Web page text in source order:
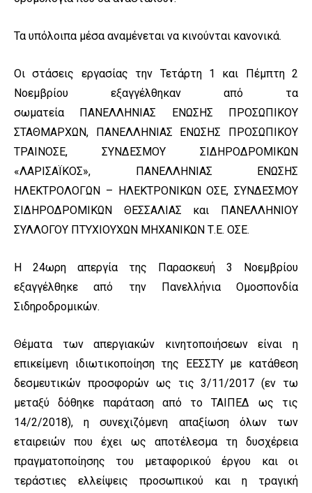
Τα υπόλοιπα μέσα αναμένεται να κινούνται κανονικά.
Οι στάσεις εργασίας την Τετάρτη 1 και Πέμπτη 2
Νοεμβρίου εξαγγέλθηκαν από τα
σωματεία ΠΑΝΕΛΛΗΝΙΑΣ ΕΝΩΣΗΣ ΠΡΟΣΩΠΙΚΟΥ
ΣΤΑΘΜΑΡΧΩΝ, ΠΑΝΕΛΛΗΝΙΑΣ ΕΝΩΣΗΣ ΠΡΟΣΩΠΙΚΟΥ
ΤΡΑΙΝΟΣΕ, ΣΥΝΔΕΣΜΟΥ ΣΙΔΗΡΟΔΡΟΜΙΚΩΝ
«ΛΑΡΙΣΑΪΚΟΣ», ΠΑΝΕΛΛΗΝΙΑΣ ΕΝΩΣΗΣ
ΗΛΕΚΤΡΟΛΟΓΩΝ – ΗΛΕΚΤΡΟΝΙΚΩΝ ΟΣΕ, ΣΥΝΔΕΣΜΟΥ
ΣΙΔΗΡΟΔΡΟΜΙΚΩΝ ΘΕΣΣΑΛΙΑΣ και ΠΑΝΕΛΛΗΝΙΟΥ
ΣΥΛΛΟΓΟΥ ΠΤΥΧΙΟΥΧΩΝ ΜΗΧΑΝΙΚΩΝ Τ.Ε. ΟΣΕ.
Η 24ωρη απεργία της Παρασκευή 3 Νοεμβρίου
εξαγγέλθηκε από την Πανελλήνια Ομοσπονδία
Σιδηροδρομικών.
Θέματα των απεργιακών κινητοποιήσεων είναι η
επικείμενη ιδιωτικοποίηση της ΕΕΣΣΤΥ με κατάθεση
δεσμευτικών προσφορών ως τις 3/11/2017 (εν τω
μεταξύ δόθηκε παράταση από το ΤΑΙΠΕΔ ως τις
14/2/2018), η συνεχιζόμενη απαξίωση όλων των
εταιρειών που έχει ως αποτέλεσμα τη δυσχέρεια
πραγματοποίησης του μεταφορικού έργου και οι
τεράστιες ελλείψεις προσωπικού και η τραγική